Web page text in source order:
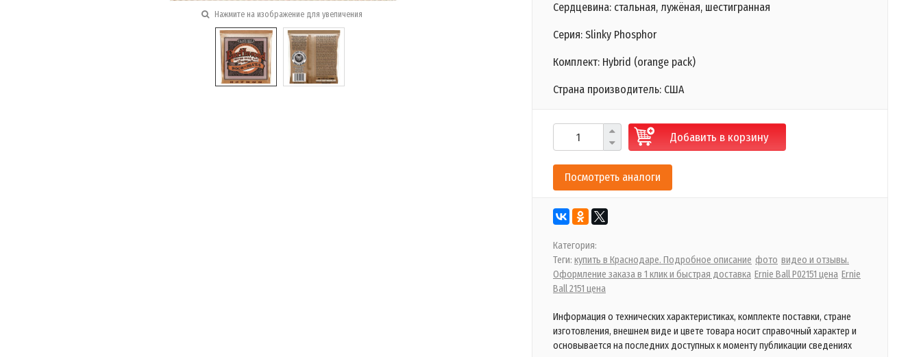
Нажмите на изображение для увеличения
Сердцевина: стальная, лужёная, шестигранная
Серия: Slinky Phosphor
Комплект: Hybrid (orange pack)
Страна производитель: США
Добавить в корзину
Посмотреть аналоги
Категория:
Теги: купить в Краснодаре. Подробное описание фото видео и отзывы.
Оформление заказа в 1 клик и быстрая доставка Ernie Ball P02151 цена Ernie
Ball 2151 цена
Информация о технических характеристиках, комплекте поставки, стране
изготовления, внешнем виде и цвете товара носит справочный характер и
основывается на последних доступных к моменту публикации сведениях